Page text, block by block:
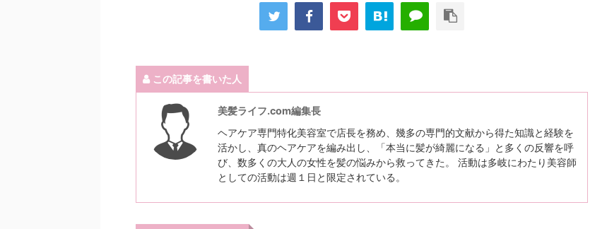
この記事を書いた人
美髪ライフ.com編集長
ヘアケア専門特化美容室で店長を務め、幾多の専門的文献から得た知識と経験を
活かし、真のヘアケアを編み出し、「本当に髪が綺麗になる」と多くの反響を呼
び、数多くの大人の女性を髪の悩みから救ってきた。 活動は多岐にわたり美容師
としての活動は週１日と限定されている。